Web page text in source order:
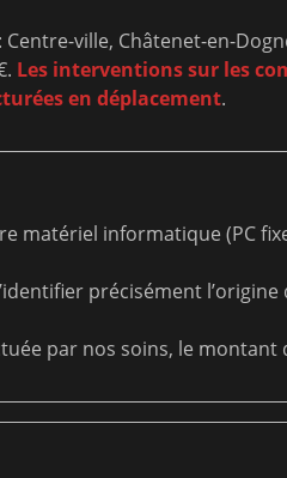
ville, Châtenet-en-
Les interventions sur les
en déplacement.
matériel informatique (PC
précisément
par nos soins, le